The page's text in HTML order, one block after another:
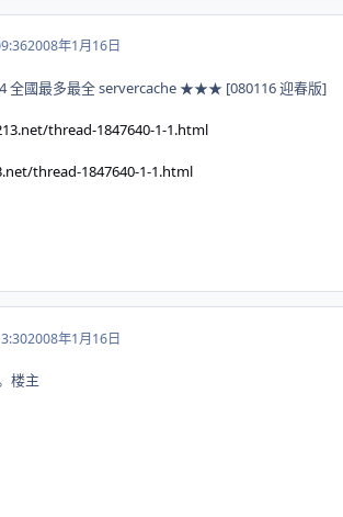
2008年1月16日
國最多最全 servercache ★★★ [080116 迎春版]
thread-1847640-1-1.html
thread-1847640-1-1.html
2008年1月16日
楼主